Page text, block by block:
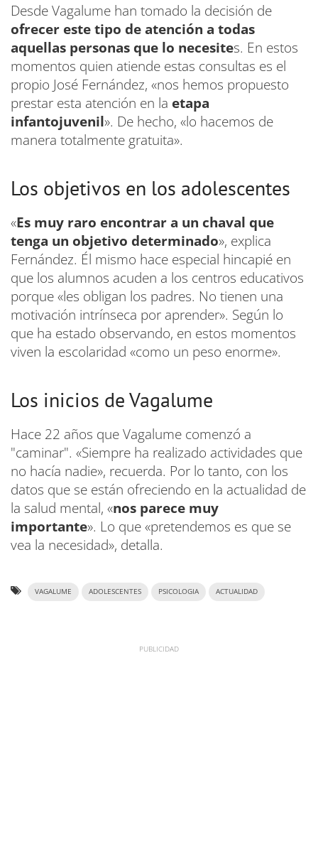
Desde Vagalume han tomado la decisión de
ofrecer este tipo de atención a todas
aquellas personas que lo necesites. En estos
momentos quien atiende estas consultas es el
propio José Fernández, «nos hemos propuesto
prestar esta atención en la etapa
infantojuvenil». De hecho, «lo hacemos de
manera totalmente gratuita».
Los objetivos en los adolescentes
«Es muy raro encontrar a un chaval que
tenga un objetivo determinado», explica
Fernández. Él mismo hace especial hincapié en
que los alumnos acuden a los centros educativos
porque «les obligan los padres. No tienen una
motivación intrínseca por aprender». Según lo
que ha estado observando, en estos momentos
viven la escolaridad «como un peso enorme».
Los inicios de Vagalume
Hace 22 años que Vagalume comenzó a
"caminar". «Siempre ha realizado actividades que
no hacía nadie», recuerda. Por lo tanto, con los
datos que se están ofreciendo en la actualidad de
la salud mental, «nos parece muy
importante». Lo que «pretendemos es que se
vea la necesidad», detalla.
VAGALUME ADOLESCENTES PSICOLOGIA ACTUALIDAD